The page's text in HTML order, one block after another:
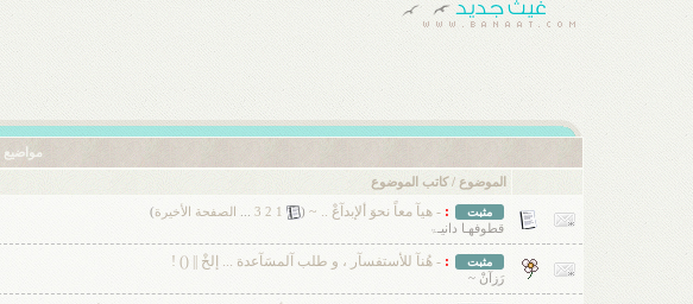
مواضيع
الموضوع /كاتب الموضوع
مثبت : - هيآ معاً نحوَ ألإبدآعْ .. ~ (
1
2
3 الصفحة الأخيرة)
قطوفهـا دانيـۃ
مثبت : - هُنآ للأستفسآر ، و طلب آلمسَآعدة ... إلخْ || () !
رَزآنْ ~